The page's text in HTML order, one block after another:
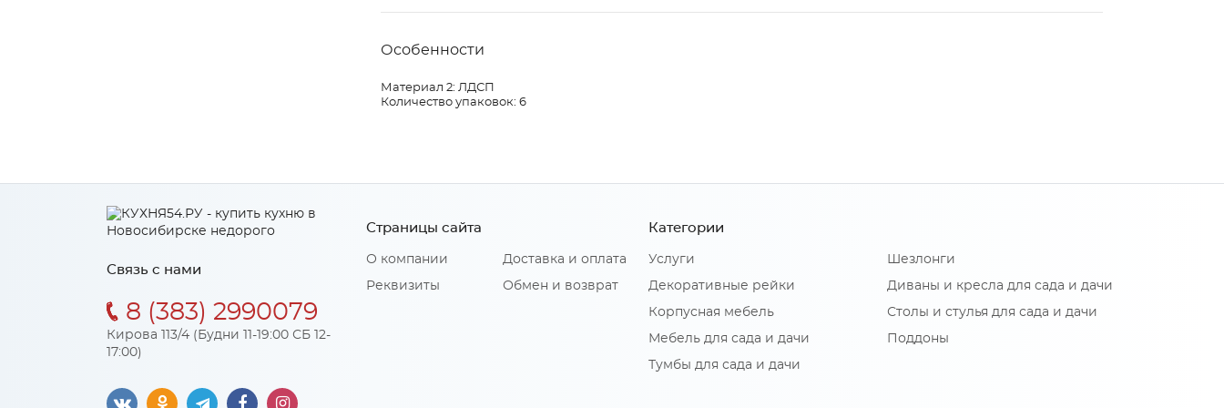
Особенности
Материал 2: ЛДСП
Количество упаковок: 6
Связь с нами
8 (383) 2990079
Кирова 113/4 (Будни 11-19:00 СБ 12-
17:00)
Страницы сайта
О компании
Реквизиты
Доставка и оплата
Обмен и возврат
Категории
Услуги
Декоративные рейки
Корпусная мебель
Мебель для сада и дачи
Тумбы для сада и дачи
Шезлонги
Диваны и кресла для сада и дачи
Столы и стулья для сада и дачи
Поддоны